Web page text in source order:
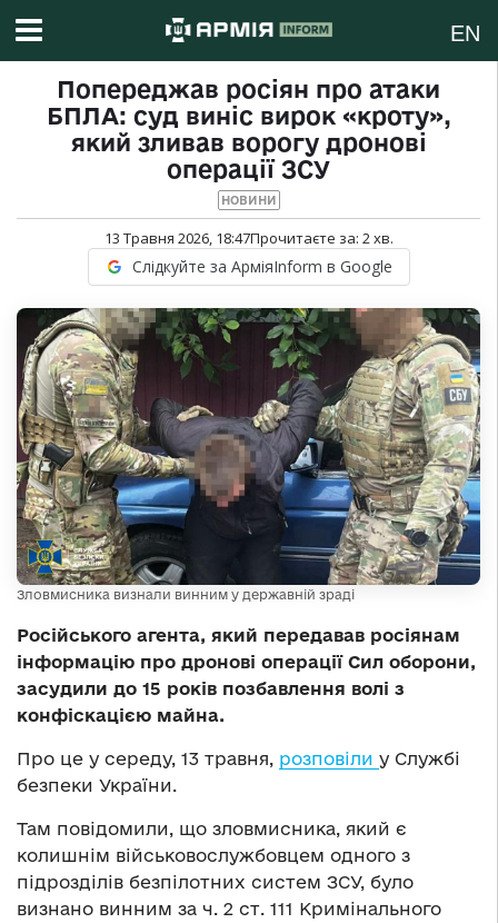
EN
Попереджав росіян про атаки
БПЛА: суд виніс вирок «кроту»,
який зливав ворогу дронові
операції ЗСУ
НОВИНИ
13 Травня 2026, 18:47Прочитаєте за: 2хв.
Слідкуйте за АрміяInform в Google
Зловмисника визнали винним у державній зраді
Російського агента, який передавав росіянам
інформацію про дронові операції Сил оборони,
засудили до 15 років позбавлення волі з
конфіскацією майна.
Про це у середу, 13 травня, розповіли у Службі
безпеки України.
Там повідомили, що зловмисника, який є
колишнім військовослужбовцем одного з
підрозділів безпілотних систем ЗСУ, було
визнано винним за ч. 2 ст. 111 Кримінального